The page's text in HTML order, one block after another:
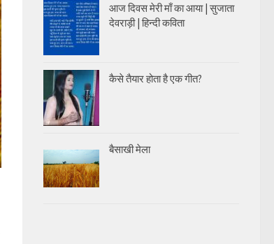
आज दिवस मेरी माँ का आया | सुजाता
देवराड़ी | हिन्दी कविता
कैसे तैयार होता है एक गीत?
बैसाखी मेला